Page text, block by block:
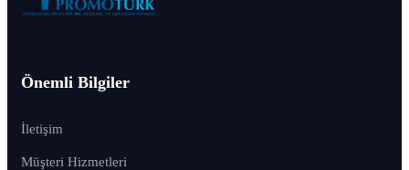
Önemli Bilgiler
İletişim
Müşteri Hizmetleri